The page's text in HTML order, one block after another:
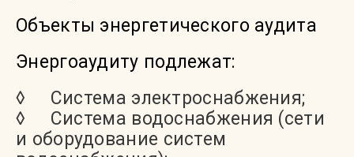
Объекты энергетического аудита
Энергоаудиту подлежат:
◊ Система электроснабжения;
◊ Система водоснабжения (сети
и оборудование систем